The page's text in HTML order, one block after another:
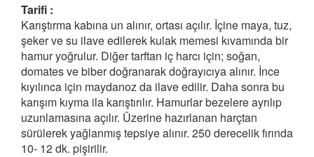
Tarifi :
Karıştırma kabına un alınır, ortası açılır. İçine maya, tuz,
şeker ve su ilave edilerek kulak memesi kıvamında bir
hamur yoğrulur. Diğer tarftan iç harcı için; soğan,
domates ve biber doğranarak doğrayıcıya alınır. İnce
kıyılınca için maydanoz da ilave edilir. Daha sonra bu
karışım kıyma ila karıştırılır. Hamurlar bezelere ayrılıp
uzunlamasına açılır. Üzerine hazırlanan harçtan
sürülerek yağlanmış tepsiye alınır. 250 derecelik fırında
10- 12 dk. pişirilir.